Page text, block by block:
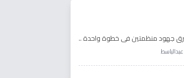
جهود منظمتين في خطوة واحدة ..
رقية عبد الله الغولي وغدير طيره